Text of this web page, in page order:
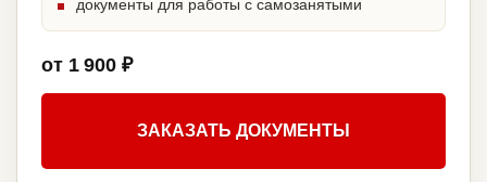
документы для работы с самозанятыми
от 1 900 ₽
ЗАКАЗАТЬ ДОКУМЕНТЫ